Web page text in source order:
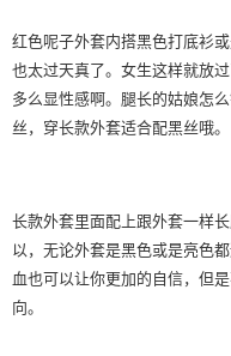
红色呢子外套内搭黑色打底衫
也太过天真了。女生这样就放
多么显性感啊。腿长的姑娘怎
丝，穿长款外套适合配黑丝哦。
长款外套里面配上跟外套一样
以，无论外套是黑色或是亮色
血也可以让你更加的自信，但
向。